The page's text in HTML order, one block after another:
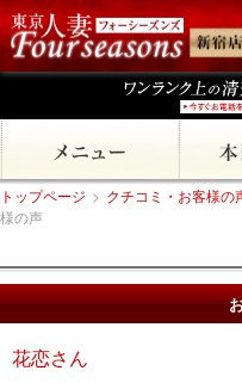
トップページ > クチコミ・お客様の
様の声
花恋さん